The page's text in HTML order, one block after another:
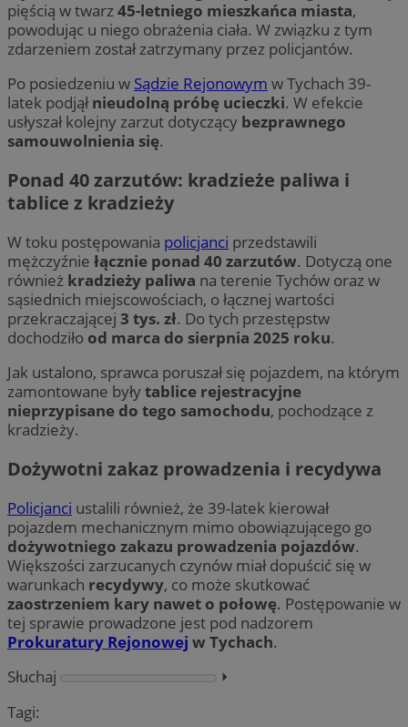
pięścią w twarz45-letniego mieszkańca miasta,
powodując u niego obrażenia ciała. W związku z tym
zdarzeniem został zatrzymany przez policjantów.
Po posiedzeniu w Sądzie Rejonowym w Tychach 39-
latek podjąłnieudolną próbę ucieczki. W efekcie
usłyszał kolejny zarzut dotyczący bezprawnego
samouwolnienia się.
Ponad 40 zarzutów: kradzieże paliwa i
tablice z kradzieży
W toku postępowania policjanci przedstawili
mężczyźnie łącznie ponad 40 zarzutów. Dotyczą one
również kradzieży paliwa na terenie Tychów oraz w
sąsiednich miejscowościach, o łącznej wartości
przekraczającej 3 tys. zł. Do tych przestępstw
dochodziło od marca do sierpnia 2025 roku.
Jak ustalono, sprawca poruszał się pojazdem, na którym
zamontowane byłytablice rejestracyjne
nieprzypisane do tego samochodu, pochodzące z
kradzieży.
Dożywotni zakaz prowadzenia i recydywa
Policjanci ustalili również, że 39-latek kierował
pojazdem mechanicznym mimo obowiązującego go
dożywotniego zakazu prowadzenia pojazdów.
Większości zarzucanych czynów miał dopuścić się w
warunkach recydywy, co może skutkować
zaostrzeniem kary nawet o połowę. Postępowanie w
tej sprawie prowadzone jest pod nadzorem
Prokuratury Rejonowej w Tychach.
Słuchaj
⏵︎
Tagi: